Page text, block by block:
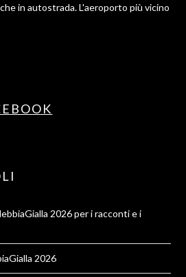
in autostrada. L'aeroporto più vicino
2026 per i racconti e i
2026